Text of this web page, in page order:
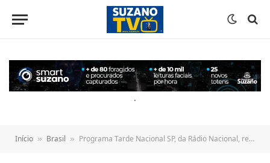
conteúdo
.
Início » Brasil » Programa Tarde Nacional SP, da Rádio Nacional, recebe Prêmio APCA